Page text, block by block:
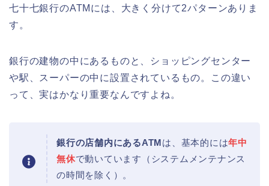
店はいつまで?ライトアップ情報も!
華蔵寺公園の桜(花祭り)2026の屋台
(出店)は?ライトアップ・駐車場も!
悠久山公園桜祭り2026の屋台や出店
は?ライトアップや駐車場情報も!
七十七銀行のATMには、大きく分けて2パターンありま
す。
銀行の建物の中にあるものと、ショッピングセンター
や駅、スーパーの中に設置されているもの。この違い
って、実はかなり重要なんですよね。
銀行の店舗内にあるATMは、基本的には年中
無休で動いています（システムメンテナンス
の時間を除く）。